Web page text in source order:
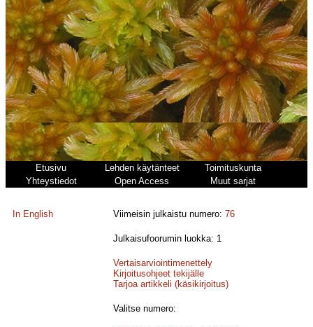
Etusivu Lehden käytänteet
Toimituskunta
Yhteystiedot
Open Access Muut sarjat
In English Viimeisin julkaistu numero:76
Julkaisufoorumin luokka: 1
Vertaisarviointimenettely
Kirjoitusohjeet tekijälle
Tarjoa artikkeli (käsikirjoitus)
Valitse numero: